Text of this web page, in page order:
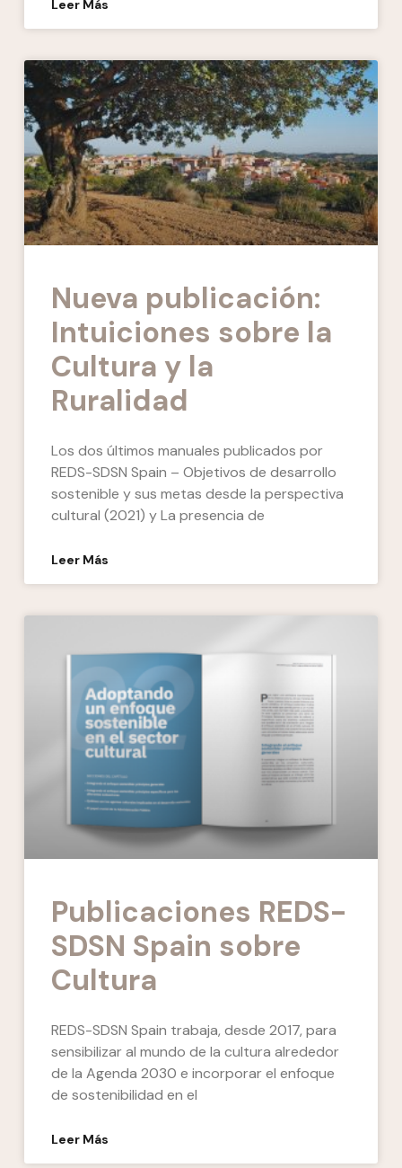
Leer Más
Nueva publicación:
Intuiciones sobre la
Cultura y la
Ruralidad
Los dos últimos manuales publicados por
REDS-SDSN Spain – Objetivos de desarrollo
sostenible y sus metas desde la perspectiva
cultural (2021) y La presencia de
Leer Más
Publicaciones REDS-
SDSN Spain sobre
Cultura
REDS-SDSN Spain trabaja, desde 2017, para
sensibilizar al mundo de la cultura alrededor
de la Agenda 2030 e incorporar el enfoque
de sostenibilidad en el
Leer Más